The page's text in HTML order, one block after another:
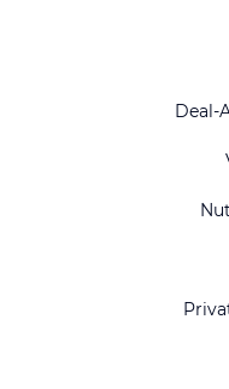
Deal-